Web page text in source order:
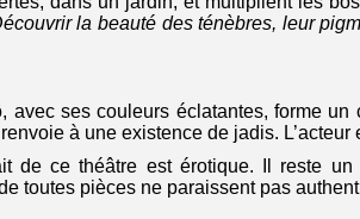
la beauté des ténèbres, leur
avec ses couleurs éclatantes, forme un
à une existence de jadis. L’acteur
de ce théâtre est érotique. Il reste
toutes pièces ne paraissent pas